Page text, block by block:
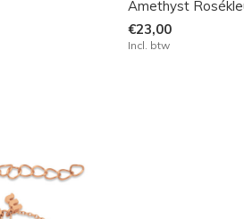
Amethyst
€23,00
Incl. btw